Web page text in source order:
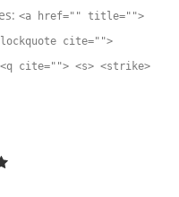
<a href="" title="">
cite="">
<q cite=""> <s> <strike>